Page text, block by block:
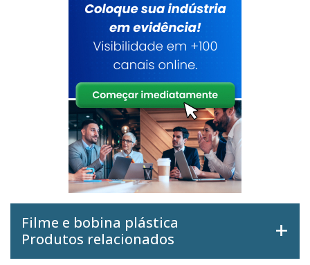
Filme e bobina plástica
Produtos relacionados